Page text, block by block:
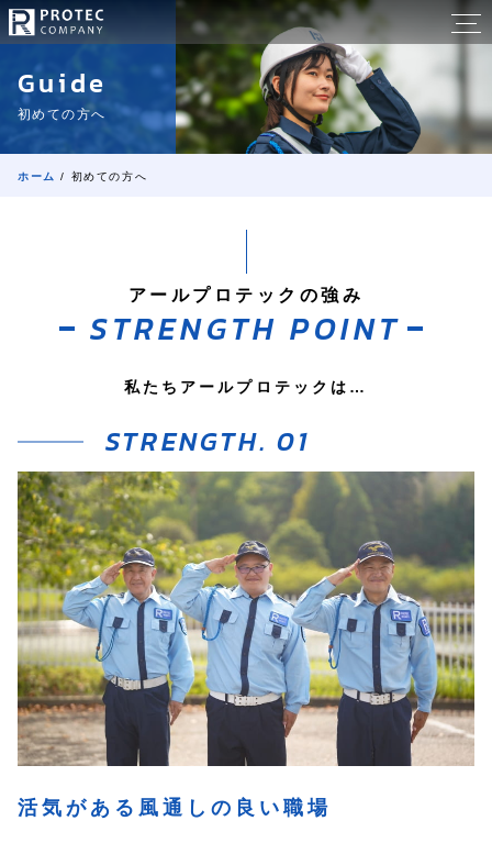
コ
ン株
式
会
ロ
テ
ッ
ク
メ
ー
ホ
ー
要
お
知
ら
せ
採
用
情
報
知
お
問
い
合
せ
Guide
初めての方へ
ホーム / 初めての方へ
アールプロテックの強み
STRENGTH POINT
私たちアールプロテックは…
活気がある風通しの良い職場